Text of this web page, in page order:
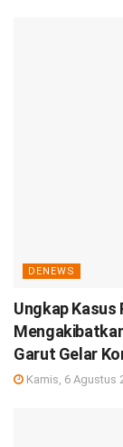
DENEWS
Ungkap Kasus
Garut Gelar
Kamis, 6 Agustus